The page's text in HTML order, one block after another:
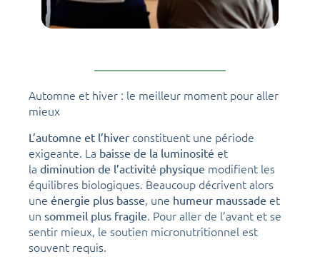
Automne et hiver : le meilleur moment pour aller
mieux
L’automne et l’hiver constituent une période
exigeante. La baisse de la luminosité et
la diminution de l’activité physique modifient les
équilibres biologiques. Beaucoup décrivent alors
une énergie plus basse, une humeur maussade et
un sommeil plus fragile. Pour aller de l’avant et se
sentir mieux, le soutien micronutritionnel est
souvent requis.